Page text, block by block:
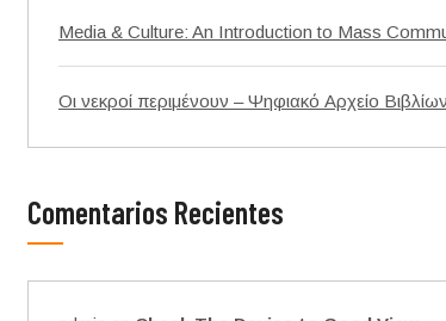
Media & Culture: An Introduction to Mass
Οι νεκροί περιμένουν – Ψηφιακό Αρχείο Βιβλίων
Comentarios Recientes